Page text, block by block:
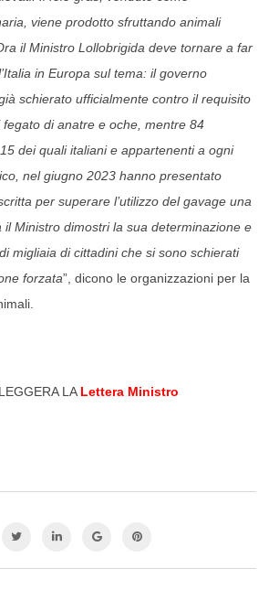
viene prodotto sfruttando animali
il Ministro Lollobrigida deve tornare a far
in Europa sul tema: il governo
schierato ufficialmente contro il requisito
di anatre e oche, mentre 84
dei quali italiani e appartenenti a ogni
nel giugno 2023 hanno presentato
per superare l’utilizzo del gavage una
il Ministro dimostri la sua determinazione e
migliaia di cittadini che si sono schierati
forzata”, dicono le organizzazioni per la
LA Lettera Ministro